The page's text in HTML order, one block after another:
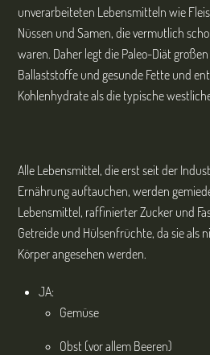
unverarbeiteten Lebensmitteln wie
Nüssen und Samen, die vermutlich
waren. Daher legt die Paleo-Diät
Ballaststoffe und gesunde Fette und
Kohlenhydrate als die typische
Alle Lebensmittel, die erst seit der
Ernährung auftauchen, werden
Lebensmittel, raffinierter Zucker und
Getreide und Hülsenfrüchte, da sie als
Körper angesehen werden.
JA:
Gemüse
Obst (vor allem Beeren)